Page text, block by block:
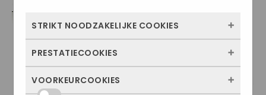
STRIKT NOODZAKELIJKE COOKIES
Deze cookies zorgen ervoor dat de website
kunnen niet worden uitgezet. Meestal
PRESTATIECOOKIES
Met deze cookies zien we hoe vaak onze
VOORKEURCOOKIES